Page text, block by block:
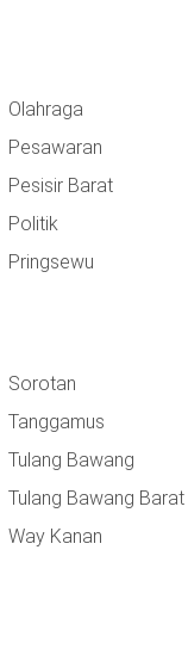
Olahraga
Pesawaran
Pesisir Barat
Politik
Pringsewu
Sorotan
Tanggamus
Tulang Bawang
Tulang Bawang Barat
Way Kanan